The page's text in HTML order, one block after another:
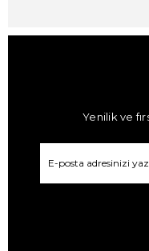
Yenilik ve